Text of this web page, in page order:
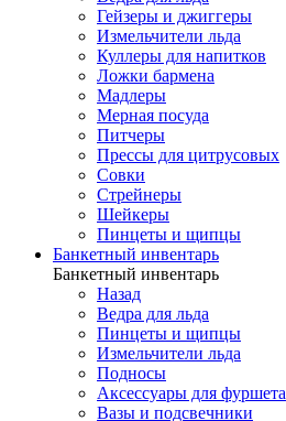
Гейзеры и джиггеры
Измельчители льда
Куллеры для напитков
Ложки бармена
Мадлеры
Мерная посуда
Питчеры
Прессы для цитрусовых
Совки
Стрейнеры
Шейкеры
Пинцеты и щипцы
Банкетный инвентарь
Банкетный инвентарь
Назад
Ведра для льда
Пинцеты и щипцы
Измельчители льда
Подносы
Аксессуары для фуршета
Вазы и подсвечники